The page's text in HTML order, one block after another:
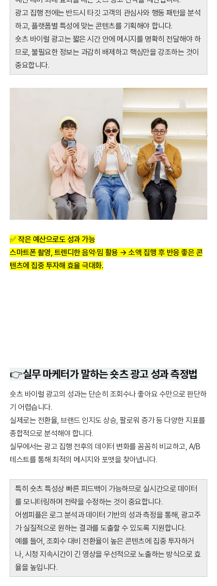
광고 집행 전에는 반드시 타깃 고객의 관심사와 행동 패턴을 분석
하고, 플랫폼별 특성에 맞는 콘텐츠를 기획해야 합니다.
숏츠 바이럴 광고는 짧은 시간 안에 메시지를 명확히 전달해야 하
므로, 불필요한 정보는 과감히 배제하고 핵심만을 강조하는 것이
중요합니다.
✅작은 예산으로도 성과 가능
스마트폰 촬영, 트렌디한 음악·밈 활용 → 소액 집행 후 반응 좋은 콘
텐츠에 집중 투자해 효율 극대화.
👉실무 마케터가 말하는 숏츠 광고 성과 측정법
숏츠 바이럴 광고의 성과는 단순히 조회수나 좋아요 수만으로 판단하
기 어렵습니다.
실제로는 전환율, 브랜드 인지도 상승, 팔로워 증가 등 다양한 지표를
종합적으로 분석해야 합니다.
실무에서는 광고 집행 전후의 데이터 변화를 꼼꼼히 비교하고, A/B
테스트를 통해 최적의 메시지와 포맷을 찾아냅니다.
특히 숏츠 특성상 빠른 피드백이 가능하므로 실시간으로 데이터
를 모니터링하며 전략을 수정하는 것이 중요합니다.
어썸피플은 로그 분석과 데이터 기반의 성과 측정을 통해, 광고주
가 실질적으로 원하는 결과를 도출할 수 있도록 지원합니다.
예를 들어, 조회수 대비 전환율이 높은 콘텐츠에 집중 투자하거
나, 시청 지속시간이 긴 영상을 우선적으로 노출하는 방식으로 효
율을 높입니다.